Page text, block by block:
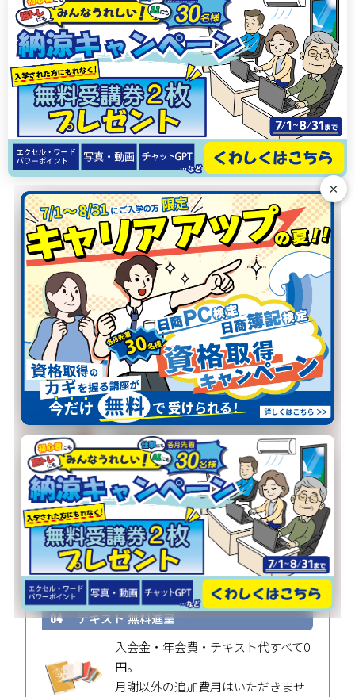
×
STRENGTHS
当校が選ばれる4つの理由
01 スケジュール自由自在
火水金は夜20:30まで開講。
お仕事帰りでも、ご都合の良い時間
に通えます。
02 自分のペースで学習
博多祇園校のインストラクターが、
お一人おひとりの理解度に合わせて
寄り添います。
03 その場ですぐ
質問できる
少人数制で、疑問はその場で解消。
対面サポートだから、初めての方も
安心です。
04 テキスト 無料進呈
入会金・年会費・テキスト代すべて0
円。
月謝以外の追加費用はいただきませ